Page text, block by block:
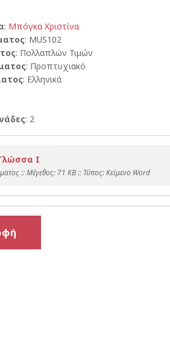
: Μπόγκα Χριστίνα
: MUS102
: Πολλαπλών Τιμών
: Προπτυχιακό
: Ελληνικά
: 2
Ι
:: Mέγεθος: 71 KB :: Τύπος: Kείμενο Word